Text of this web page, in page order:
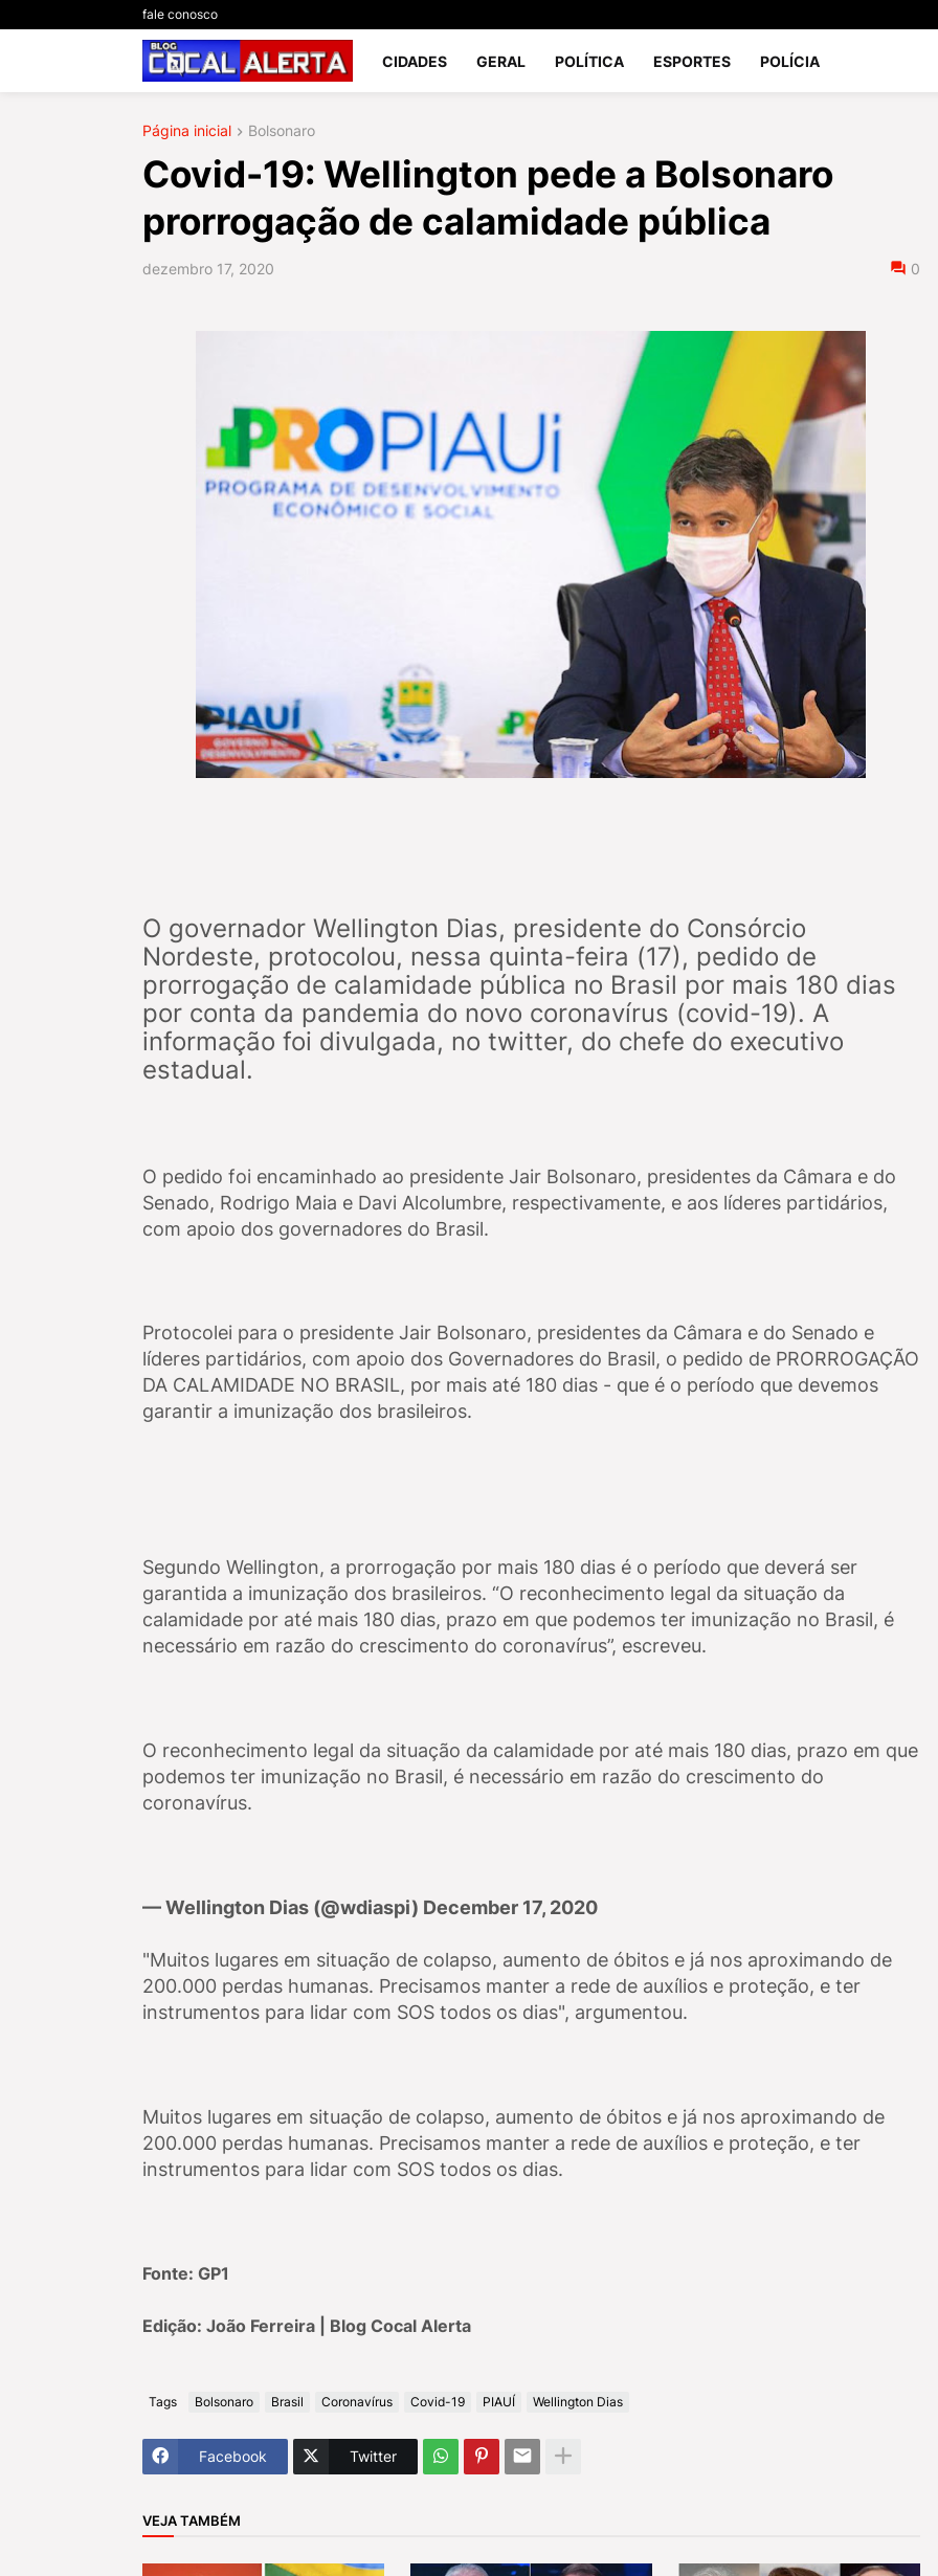
fale conosco
CIDADES GERAL POLÍTICA ESPORTES POLÍCIA
Página inicial Bolsonaro
Covid-19: Wellington pede a Bolsonaro
prorrogação de calamidade pública
dezembro 17, 2020 0
O governador Wellington Dias, presidente do Consórcio
Nordeste, protocolou, nessa quinta-feira (17), pedido de
prorrogação de calamidade pública no Brasil por mais 180 dias
por conta da pandemia do novo coronavírus (covid-19). A
informação foi divulgada, no twitter, do chefe do executivo
estadual.
O pedido foi encaminhado ao presidente Jair Bolsonaro, presidentes da Câmara e do
Senado, Rodrigo Maia e Davi Alcolumbre, respectivamente, e aos líderes partidários,
com apoio dos governadores do Brasil.
Protocolei para o presidente Jair Bolsonaro, presidentes da Câmara e do Senado e
líderes partidários, com apoio dos Governadores do Brasil, o pedido de PRORROGAÇÃO
DA CALAMIDADE NO BRASIL, por mais até 180 dias - que é o período que devemos
garantir a imunização dos brasileiros.
Segundo Wellington, a prorrogação por mais 180 dias é o período que deverá ser
garantida a imunização dos brasileiros. “O reconhecimento legal da situação da
calamidade por até mais 180 dias, prazo em que podemos ter imunização no Brasil, é
necessário em razão do crescimento do coronavírus”, escreveu.
O reconhecimento legal da situação da calamidade por até mais 180 dias, prazo em que
podemos ter imunização no Brasil, é necessário em razão do crescimento do
coronavírus.
— Wellington Dias (@wdiaspi) December 17, 2020
"Muitos lugares em situação de colapso, aumento de óbitos e já nos aproximando de
200.000 perdas humanas. Precisamos manter a rede de auxílios e proteção, e ter
instrumentos para lidar com SOS todos os dias", argumentou.
Muitos lugares em situação de colapso, aumento de óbitos e já nos aproximando de
200.000 perdas humanas. Precisamos manter a rede de auxílios e proteção, e ter
instrumentos para lidar com SOS todos os dias.
Fonte: GP1
Edição: João Ferreira | Blog Cocal Alerta
Tags Bolsonaro Brasil Coronavírus Covid-19 PIAUÍ Wellington Dias
Facebook Twitter
VEJA TAMBÉM